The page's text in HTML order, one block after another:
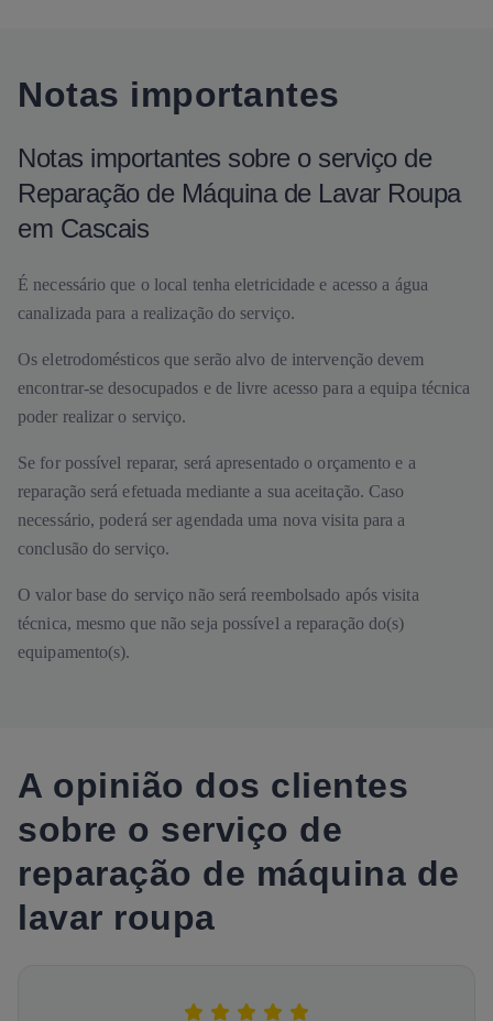
Notas importantes
Notas importantes sobre o serviço de
Reparação de Máquina de Lavar Roupa
em Cascais
É necessário que o local tenha eletricidade e acesso a água
canalizada para a realização do serviço.
Os eletrodomésticos que serão alvo de intervenção devem
encontrar-se desocupados e de livre acesso para a equipa técnica
poder realizar o serviço.
Se for possível reparar, será apresentado o orçamento e a
reparação será efetuada mediante a sua aceitação. Caso
necessário, poderá ser agendada uma nova visita para a
conclusão do serviço.
O valor base do serviço não será reembolsado após visita
técnica, mesmo que não seja possível a reparação do(s)
equipamento(s).
A opinião dos clientes
sobre o serviço de
reparação de máquina de
lavar roupa